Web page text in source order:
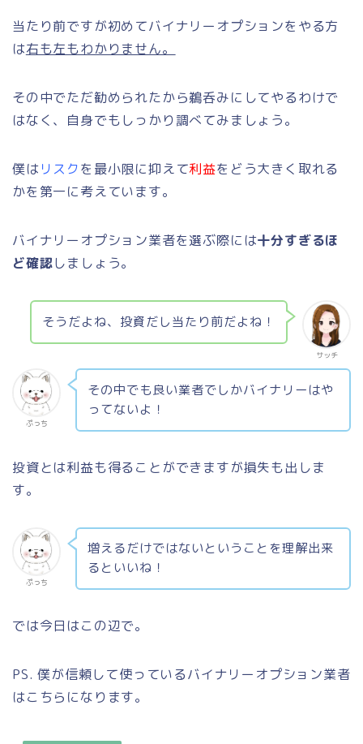
当たり前ですが初めてバイナリーオプションをやる方
は右も左もわかりません。
その中でただ勧められたから鵜呑みにしてやるわけで
はなく、自身でもしっかり調べてみましょう。
僕はリスクを最小限に抑えて利益をどう大きく取れる
かを第一に考えています。
バイナリーオプション業者を選ぶ際には十分すぎるほ
ど確認しましょう。
サッチ
そうだよね、投資だし当たり前だよね！
ぷっち
その中でも良い業者でしかバイナリーはや
ってないよ！
投資とは利益も得ることができますが損失も出しま
す。
ぷっち
増えるだけではないということを理解出来
るといいね！
では今日はこの辺で。
PS. 僕が信頼して使っているバイナリーオプション業者
はこちらになります。